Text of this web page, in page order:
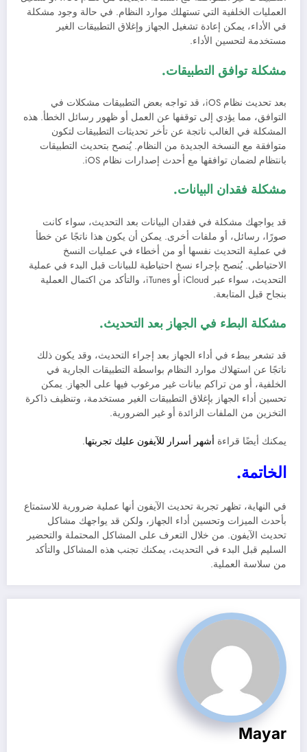
العمليات الخلفية التي تستهلك موارد النظام. في حالة وجود مشكلة
في الأداء، يمكن إعادة تشغيل الجهاز وإغلاق التطبيقات الغير
مستخدمة لتحسين الأداء.
مشكلة توافق التطبيقات.
بعد تحديث نظام iOS، قد تواجه بعض التطبيقات مشكلات في
التوافق، مما يؤدي إلى توقفها عن العمل أو ظهور رسائل الخطأ. هذه
المشكلة في الغالب ناتجة عن تأخر تحديثات التطبيقات لتكون
متوافقة مع النسخة الجديدة من النظام. يُنصح بتحديث التطبيقات
بانتظام لضمان توافقها مع أحدث إصدارات نظام iOS.
مشكلة فقدان البيانات.
قد يواجهك مشكلة في فقدان البيانات بعد التحديث، سواء كانت
صورًا، رسائل، أو ملفات أخرى. يمكن أن يكون هذا ناتجًا عن خطأ
في عملية التحديث نفسها أو من أخطاء في عمليات النسخ
الاحتياطي. يُنصح بإجراء نسخ احتياطية للبيانات قبل البدء في عملية
التحديث، سواء عبر iCloud أو iTunes، والتأكد من اكتمال العملية
بنجاح قبل المتابعة.
مشكلة البطء في الجهاز بعد التحديث.
قد تشعر ببطء في أداء الجهاز بعد إجراء التحديث، وقد يكون ذلك
ناتجًا عن استهلاك موارد النظام بواسطة التطبيقات الجارية في
الخلفية، أو من تراكم بيانات غير مرغوب فيها على الجهاز. يمكن
تحسين أداء الجهاز بإغلاق التطبيقات الغير مستخدمة، وتنظيف ذاكرة
التخزين من الملفات الزائدة أو غير الضرورية.
يمكنك أيضًا قراءة أشهر أسرار للآيفون عليك تجربتها.
الخاتمة.
في النهاية، تظهر تجربة تحديث الآيفون أنها عملية ضرورية للاستمتاع
بأحدث الميزات وتحسين أداء الجهاز، ولكن قد يواجهك مشاكل
تحديث الآيفون. من خلال التعرف على المشاكل المحتملة والتحضير
السليم قبل البدء في التحديث، يمكنك تجنب هذه المشاكل والتأكد
من سلاسة العملية.
Mayar